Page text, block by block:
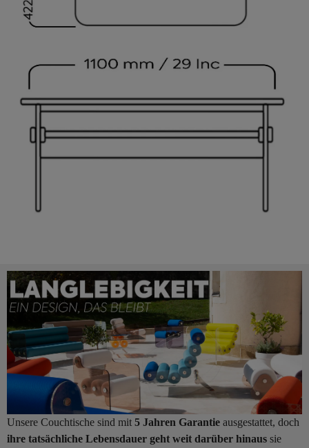
Unsere Couchtische sind mit 5 Jahren Garantie ausgestattet, doch
ihre tatsächliche Lebensdauer geht weit darüber hinaus sie